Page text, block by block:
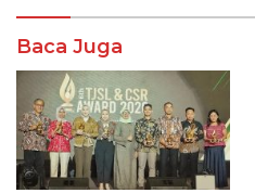
Baca Juga